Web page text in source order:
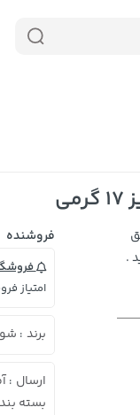
.
فروشنده
امتیاز
برند :
ارسال :
بسته